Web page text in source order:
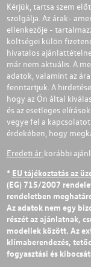
Kérjük, tartsa szem
szolgálja. Az árak-
ellenkezője -
költségei külön
hivatalos
már nem aktuális. A
adatok, valamint az
fenntartjuk. A
hogy az Ön által
és az esetleges
vegye fel a
érdekében, hogy
Eredeti ár:korábbi
* EU tájékoztatás az
(EG) 715/2007
rendeletben
Az adatok nem egy
részét az ajánlatnak,
modellek között. Az
klímaberendezés,
fogyasztási és